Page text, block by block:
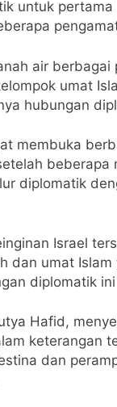
untuk
air
umat
hubungan
membuka
beberapa
diplomatik
Israel
dan umat
diplomatik
Hafid,
keterangan
dan